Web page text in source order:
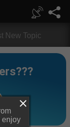
New Topic
enjoy